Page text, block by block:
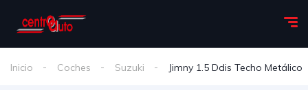
Inicio Coches Suzuki Jimny 1.5 Ddis Techo Metálico